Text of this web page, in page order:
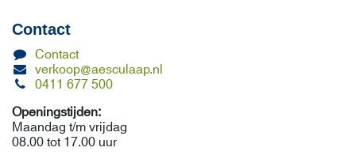
Contact
Contact
verkoop@aesculaap.nl
0411 677 500
Openingstijden:
Maandag t/m vrijdag
08.00 tot 17.00 uur